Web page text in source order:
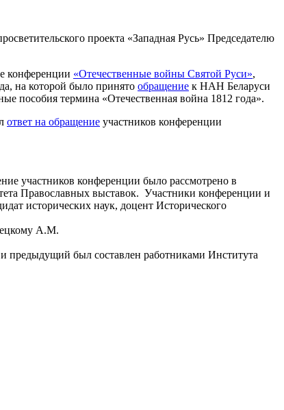
проекта «Западная Русь» Председателю
конференции «Отечественные войны Святой Руси»,
на которой было принято обращение к НАН Беларуси
пособия термина «Отечественная война 1812 года».
ответ на обращение участников конференции
участников конференции было рассмотрено в
Православных выставок. Участники конференции и
исторических наук, доцент Исторического
A.M.
предыдущий был составлен работниками Института